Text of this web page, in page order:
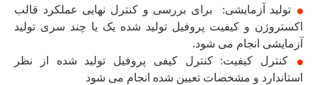
تولید آزمایشی: برای بررسی و کنترل نهایی عملکرد قالب
اکستروژن و کیفیت پروفیل تولید شده یک یا چند سری تولید
آزمایشی انجام می شود.
کنترل کیفیت: کنترل کیفی پروفیل تولید شده از نظر
استاندارد و مشخصات تعیین شده انجام می شود